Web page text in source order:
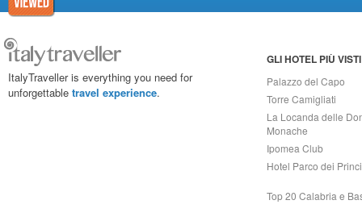
ItalyTraveller is everything you need for
unforgettable travel experience.
GLI HOTEL PIÙ VISTI
Palazzo del Capo
Torre Camigliati
La Locanda delle
Monache
Ipomea Club
Hotel Parco dei
Top 20 Calabria e